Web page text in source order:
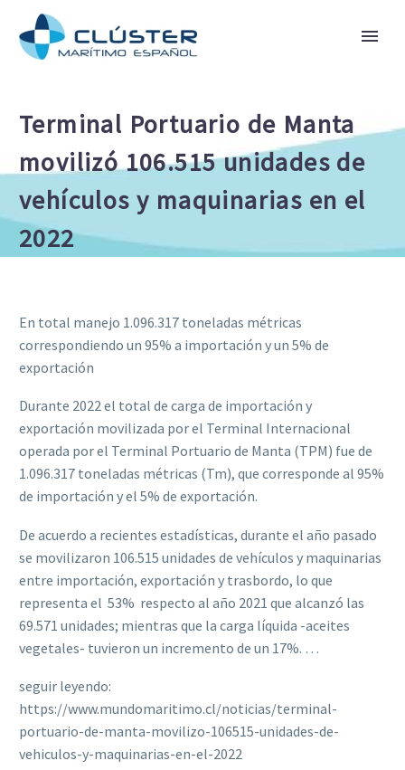
Terminal Portuario de Manta
movilizó 106.515 unidades de
vehículos y maquinarias en el
2022
En total manejo 1.096.317 toneladas métricas
correspondiendo un 95% a importación y un 5% de
exportación
Durante 2022 el total de carga de importación y
exportación movilizada por el Terminal Internacional
operada por el Terminal Portuario de Manta (TPM) fue de
1.096.317 toneladas métricas (Tm), que corresponde al 95%
de importación y el 5% de exportación.
De acuerdo a recientes estadísticas, durante el año pasado
se movilizaron 106.515 unidades de vehículos y maquinarias
entre importación, exportación y trasbordo, lo que
representa el 53% respecto al año 2021 que alcanzó las
69.571 unidades; mientras que la carga líquida -aceites
vegetales- tuvieron un incremento de un 17%. …
seguir leyendo:
https://www.mundomaritimo.cl/noticias/terminal-
portuario-de-manta-movilizo-106515-unidades-de-
vehiculos-y-maquinarias-en-el-2022